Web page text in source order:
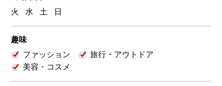
火
水 土 日
趣味
ファッション
旅行・アウトドア
美容・コスメ